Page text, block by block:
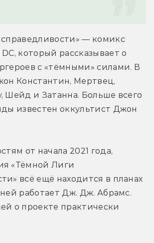
— комикс
который рассказывает о
с «тёмными» силами. В
Константин, Мертвец,
Шейд и Затанна. Больше всего
известен оккультист Джон
от начала 2021 года,
«Тёмной Лиги
всё ещё находится в планах
ней работает Дж. Дж. Абрамс.
о проекте практически